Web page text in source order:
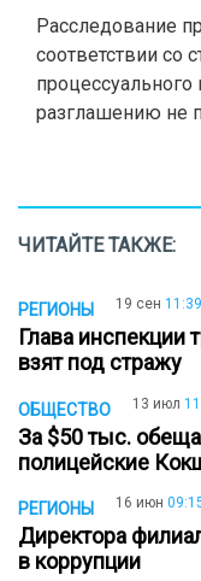
Расследование
соответствии со
процессуального
разглашению не
ЧИТАЙТЕ ТАКЖЕ:
РЕГИОНЫ 19 сен 11:39
Глава инспекции
взят под стражу
ОБЩЕСТВО 13 июл
За $50 тыс.
полицейские
РЕГИОНЫ 16 июн
Директора
в коррупции